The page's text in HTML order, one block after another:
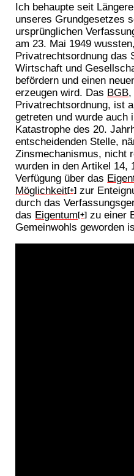
Ich behaupte seit
unseres Grundgesetzes
ursprünglichen
am 23. Mai 1949
Privatrechtsordnung das
Wirtschaft und
befördern und einen
erzeugen wird. Das BGB,
Privatrechtsordnung, ist
getreten und wurde auch
Katastrophe des 20.
entscheidenden Stelle,
Zinsmechanismus, nicht
wurden in den Artikel 14,
Verfügung über das
Möglichkeit[+] zur
durch das
das Eigentum[+] zu einer
Gemeinwohls geworden